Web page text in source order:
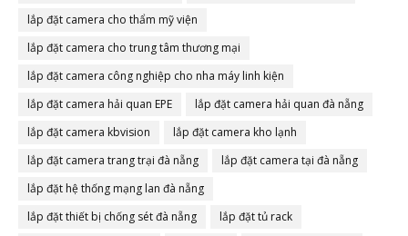
lắp đặt camera cho thẩm mỹ viện
lắp đặt camera cho trung tâm thương mại
lắp đặt camera công nghiệp cho nha máy linh kiện
lắp đặt camera hải quan EPE
lắp đặt camera hải quan đà nẵng
lắp đặt camera kbvision
lắp đặt camera kho lạnh
lắp đặt camera trang trại đà nẵng
lắp đặt camera tại đà nẵng
lắp đặt hệ thống mạng lan đà nẵng
lắp đặt thiết bị chống sét đà nẵng
lắp đặt tủ rack